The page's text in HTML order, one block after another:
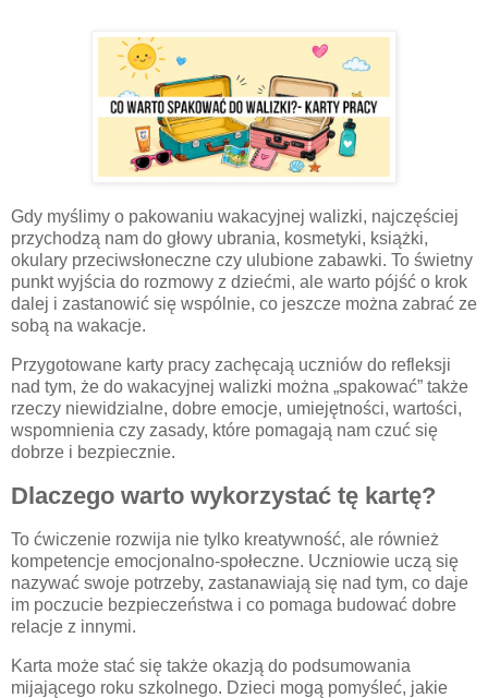
Gdy myślimy o pakowaniu wakacyjnej walizki, najczęściej
przychodzą nam do głowy ubrania, kosmetyki, książki,
okulary przeciwsłoneczne czy ulubione zabawki. To świetny
punkt wyjścia do rozmowy z dziećmi, ale warto pójść o krok
dalej i zastanowić się wspólnie, co jeszcze można zabrać ze
sobą na wakacje.
Przygotowane karty pracy zachęcają uczniów do refleksji
nad tym, że do wakacyjnej walizki można „spakować” także
rzeczy niewidzialne, dobre emocje, umiejętności, wartości,
wspomnienia czy zasady, które pomagają nam czuć się
dobrze i bezpiecznie.
Dlaczego warto wykorzystać tę kartę?
To ćwiczenie rozwija nie tylko kreatywność, ale również
kompetencje emocjonalno-społeczne. Uczniowie uczą się
nazywać swoje potrzeby, zastanawiają się nad tym, co daje
im poczucie bezpieczeństwa i co pomaga budować dobre
relacje z innymi.
Karta może stać się także okazją do podsumowania
mijającego roku szkolnego. Dzieci mogą pomyśleć, jakie